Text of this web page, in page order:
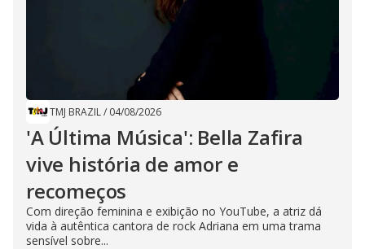
TMJ BRAZIL/ 04/08/2026
'A Última Música': Bella Zafira
vive história de amor e
recomeços
Com direção feminina e exibição no YouTube, a atriz dá
vida à autêntica cantora de rock Adriana em uma trama
sensível sobre...